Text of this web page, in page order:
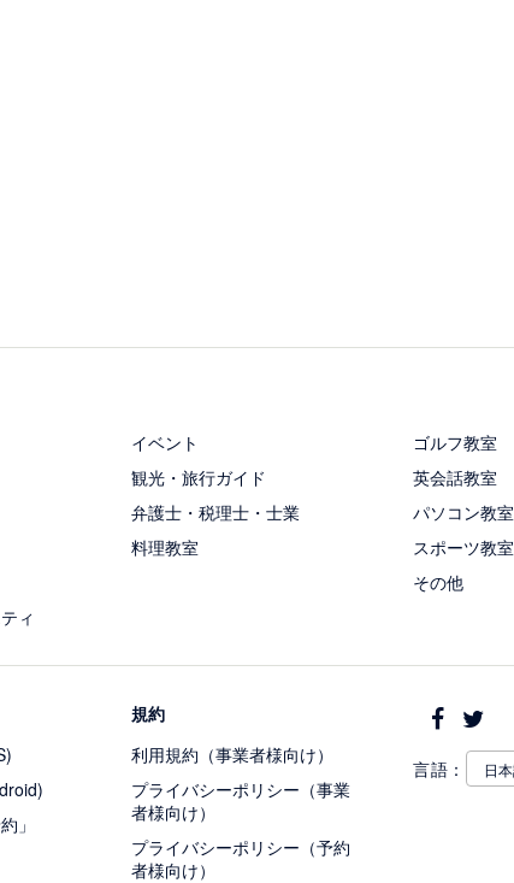
ィ
イベント
観光・旅行ガイド
弁護士・税理士・士業
料理教室
ゴルフ教室
英会話教室
パソコン教室
スポーツ教室
その他
」
規約
利用規約（事業者様向け）
プライバシーポリシー（事業
者様向け）
プライバシーポリシー（予約
者様向け）
言語：